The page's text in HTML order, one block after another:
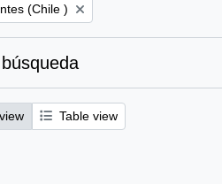
filter:(Chile )
Table view